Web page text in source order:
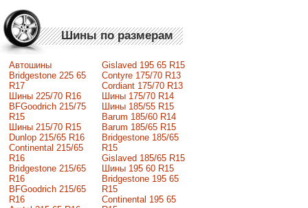
Шины по размерам
Автошины
Bridgestone 225 65
R17
Шины 225/70 R16
BFGoodrich 215/75
R15
Шины 215/70 R15
Dunlop 215/65 R16
Continental 215/65
R16
Bridgestone 215/65
R16
BFGoodrich 215/65
R16
Gislaved 195 65 R15
Contyre 175/70 R13
Cordiant 175/70 R13
Шины 175/70 R14
Шины 185/55 R15
Barum 185/60 R14
Barum 185/65 R15
Bridgestone 185/65
R15
Gislaved 185/65 R15
Шины 195 60 R15
Bridgestone 195 65
R15
Continental 195 65